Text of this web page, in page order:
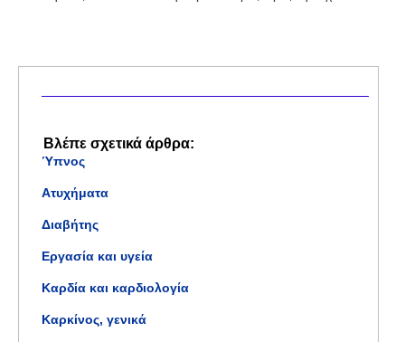
Βλέπε σχετικά άρθρα:
Ύπνος
Ατυχήματα
Διαβήτης
Εργασία και υγεία
Καρδία και καρδιολογία
Καρκίνος, γενικά